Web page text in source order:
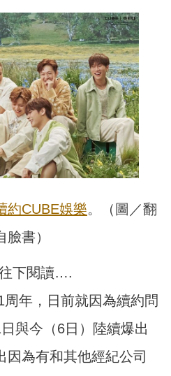
約CUBE娛樂。（圖／翻
臉書）
下閱讀….
年，日前就因為續約問
與今（6日）陸續爆出
因為有和其他經紀公司